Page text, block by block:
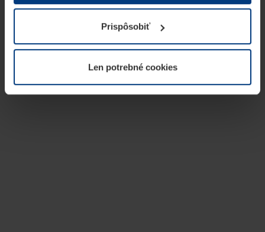
prevádzku tejto stránky. Pre všetky ostatné typy cookie
potrebujeme Vaše povolenie. Vaše povolenie môžete
kedykoľvek zmeniť alebo odvolať vo vysvetlení cookie
našej webovej stránky.
Prispôsobiť
Len potrebné cookies